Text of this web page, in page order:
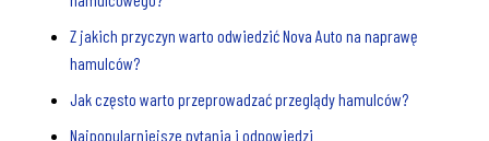
Z jakich przyczyn warto odwiedzić Nova Auto na naprawę
hamulców?
Jak często warto przeprowadzać przeglądy hamulców?
Najpopularniejsze pytania i odpowiedzi